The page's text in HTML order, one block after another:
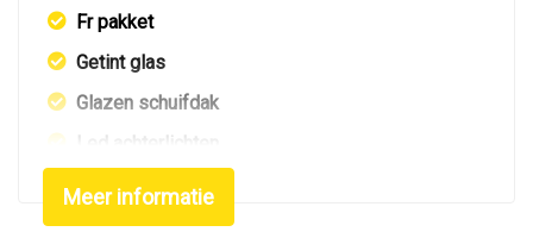
Fr pakket
Getint glas
Glazen schuifdak
Led achterlichten
Led dagrijverlichting
Led koplampen
Meer informatie